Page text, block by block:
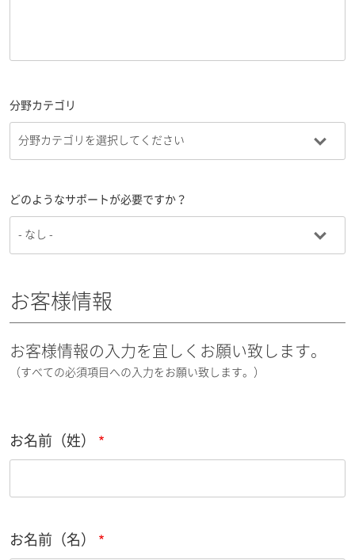
分野カテゴリ
どのようなサポートが必要ですか？
お客様情報
お客様情報の入力を宜しくお願い致します。
（すべての必須項目への入力をお願い致します。）
お名前（姓）
お名前（名）